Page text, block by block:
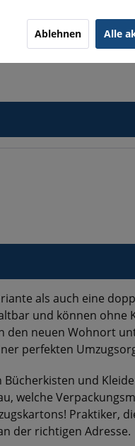
als auch eine
und können
neuen Wohnort
perfekten
und
welche
Praktiker,
der richtigen Adresse.
Ablehnen Alle